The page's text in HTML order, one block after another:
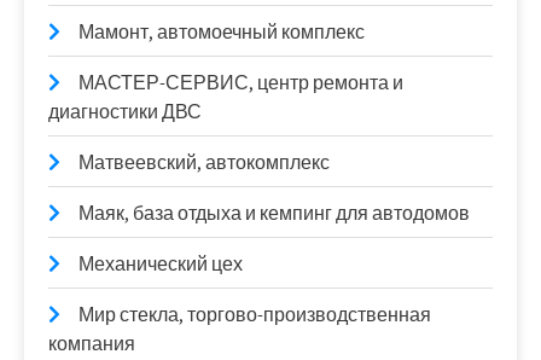
Мамонт, автомоечный комплекс
МАСТЕР-СЕРВИС, центр ремонта и
диагностики ДВС
Матвеевский, автокомплекс
Маяк, база отдыха и кемпинг для автодомов
Механический цех
Мир стекла, торгово-производственная
компания